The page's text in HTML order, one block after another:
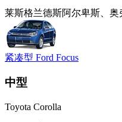
莱斯格兰德斯阿尔卑斯、
紧凑型 Ford Focus
中型
Toyota Corolla